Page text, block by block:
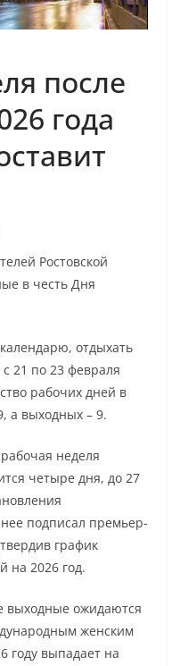
после
года
Ростовской
в честь Дня
отдыхать
21 по 23 февраля
рабочих дней в
а выходных – 9.
неделя
четыре дня, до 27
подписал премьер-
график
на 2026 год.
выходные ожидаются
женским
году выпадает на